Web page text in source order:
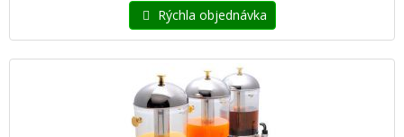
Rýchla objednávka